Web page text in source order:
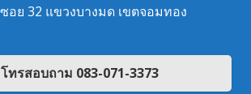
อย 32 แขวงบางมด เขตจอมทอง
โทรสอบถาม 083-071-3373